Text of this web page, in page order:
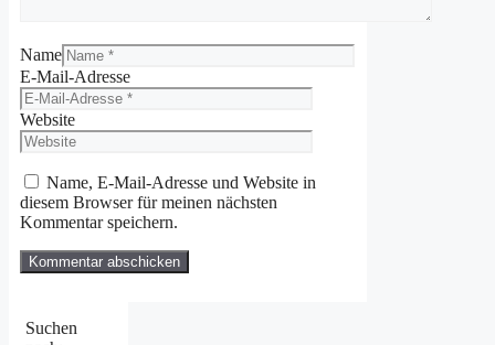
Name
E-Mail-Adresse
Website
Name, E-Mail-Adresse und Website in
diesem Browser für meinen nächsten
Kommentar speichern.
Suchen